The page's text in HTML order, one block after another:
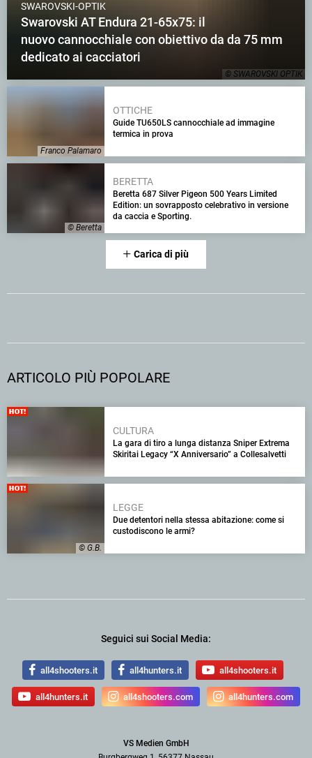
© SWAROVSKI OPTIK
SWAROVSKI-OPTIK
Swarovski AT Endura 21-65x75: il
nuovo cannocchiale con obiettivo da da 75 mm
dedicato ai cacciatori
Franco Palamaro
OTTICHE
Guide TU650LS cannocchiale ad immagine
termica in prova
© Beretta
BERETTA
Beretta 687 Silver Pigeon 500 Years Limited
Edition: un sovrapposto celebrativo in versione
da caccia e Sporting.
Carica di più
ARTICOLO PIÙ POPOLARE
CULTURA
La gara di tiro a lunga distanza Sniper Extrema
Skiritai Legacy “X Anniversario” a Collesalvetti
© G.B.
LEGGE
Due detentori nella stessa abitazione: come si
custodiscono le armi?
Seguici sui Social Media:
all4shooters.it all4hunters.it all4shooters.it
all4hunters.it all4shooters.com all4hunters.com
VS Medien GmbH